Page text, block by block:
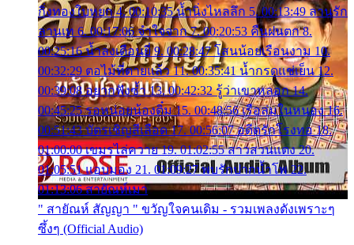
กิ่งทองใบหยก 4. 00:10:35 น้ำนิ่งไหลลึก 5. 00:13:49 ลานรัก
ลานเท 6. 00:17:06 จำใจจาก 7. 00:20:53 คืนฝนตก 8.
00:25:16 น้ำลงเดือนยี่ 9. 00:28:47 โสนน้อยเรือนงาม 10.
00:32:29 ตอไม้ที่ตายแล้ว 11. 00:35:41 น้ำกรดแช่เย็น 12.
00:39:08 อยากฟังซ้ำ 13. 00:42:32 รู้ว่าเขาหลอก 14.
00:45:25 รอหน่อยน้องติ๋ม 15. 00:48:56 เรือล่มในหนอง 16.
00:51:43 บัตรเชิญสีเลือด 17. 00:56:07 อดีตรักโรงทอ 18.
01:00:00 เขมรไล่ควาย 19. 01:02:55 สาวสวนแตง 20.
01:05:51 แอบมอง 21. 01:09:27 พบรักปากน้ำโพ 22.
01:13:06 สายัณห์เมา
" สายัณห์ สัญญา " ขวัญใจคนเดิม - รวมเพลงดังเพราะๆ
ซึ้งๆ (Official Audio)